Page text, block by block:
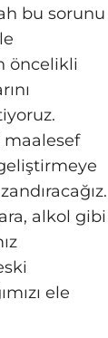
bu sorunu
öncelikli
maalesef
alkol gibi
ele